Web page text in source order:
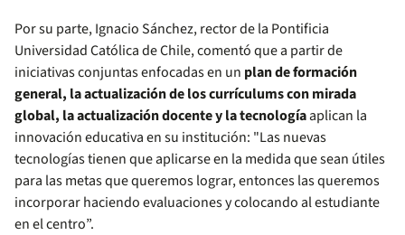
Por su parte, Ignacio Sánchez, rector de la Pontificia
Universidad Católica de Chile, comentó que a partir de
iniciativas conjuntas enfocadas en un plan de formación
general, la actualización de los currículums con mirada
global, la actualización docente y la tecnologíaaplican la
innovación educativa en su institución: "Las nuevas
tecnologías tienen que aplicarse en la medida que sean útiles
para las metas que queremos lograr, entonces las queremos
incorporar haciendo evaluaciones y colocando al estudiante
en el centro”.